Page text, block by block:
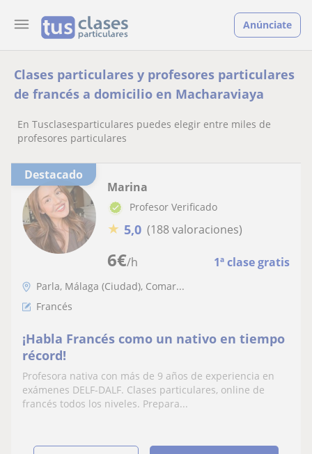
Anúnciate
Clases particulares y profesores particulares
de francés a domicilio en Macharaviaya
En Tusclasesparticulares puedes elegir entre miles de
profesores particulares
Destacado
6€/h 1ª clase gratis
Marina
Profesor Verificado
★ 5,0 (188 valoraciones)
Parla, Málaga (Ciudad), Comar...
Francés
¡Habla Francés como un nativo en tiempo
récord!
Profesora nativa con más de 9 años de experiencia en
exámenes DELF-DALF. Clases particulares, online de
francés todos los niveles. Prepara...